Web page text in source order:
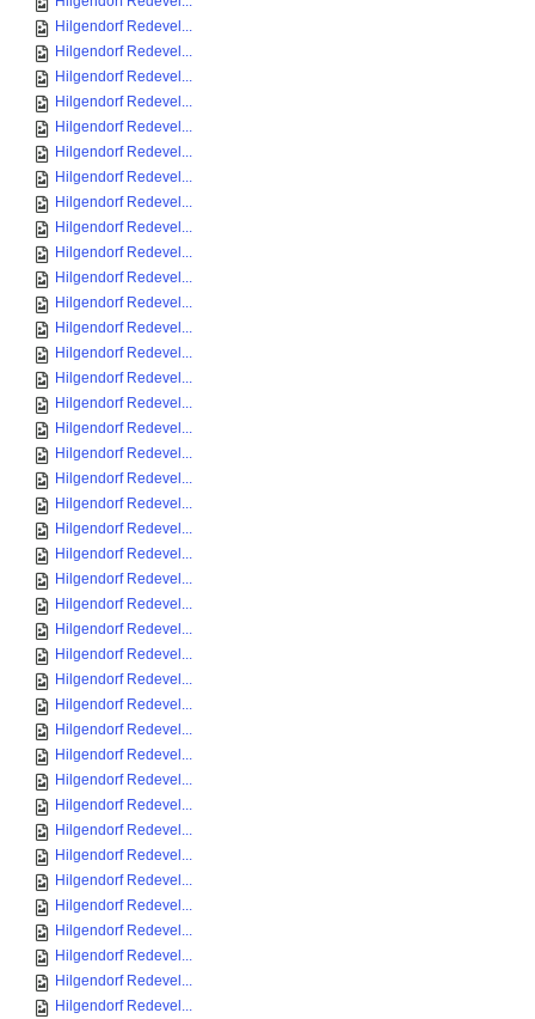
Hilgendorf Redevel...
Hilgendorf Redevel...
Hilgendorf Redevel...
Hilgendorf Redevel...
Hilgendorf Redevel...
Hilgendorf Redevel...
Hilgendorf Redevel...
Hilgendorf Redevel...
Hilgendorf Redevel...
Hilgendorf Redevel...
Hilgendorf Redevel...
Hilgendorf Redevel...
Hilgendorf Redevel...
Hilgendorf Redevel...
Hilgendorf Redevel...
Hilgendorf Redevel...
Hilgendorf Redevel...
Hilgendorf Redevel...
Hilgendorf Redevel...
Hilgendorf Redevel...
Hilgendorf Redevel...
Hilgendorf Redevel...
Hilgendorf Redevel...
Hilgendorf Redevel...
Hilgendorf Redevel...
Hilgendorf Redevel...
Hilgendorf Redevel...
Hilgendorf Redevel...
Hilgendorf Redevel...
Hilgendorf Redevel...
Hilgendorf Redevel...
Hilgendorf Redevel...
Hilgendorf Redevel...
Hilgendorf Redevel...
Hilgendorf Redevel...
Hilgendorf Redevel...
Hilgendorf Redevel...
Hilgendorf Redevel...
Hilgendorf Redevel...
Hilgendorf Redevel...